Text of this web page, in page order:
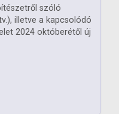
szóló
illetve a kapcsolódó
2024 októberétől új